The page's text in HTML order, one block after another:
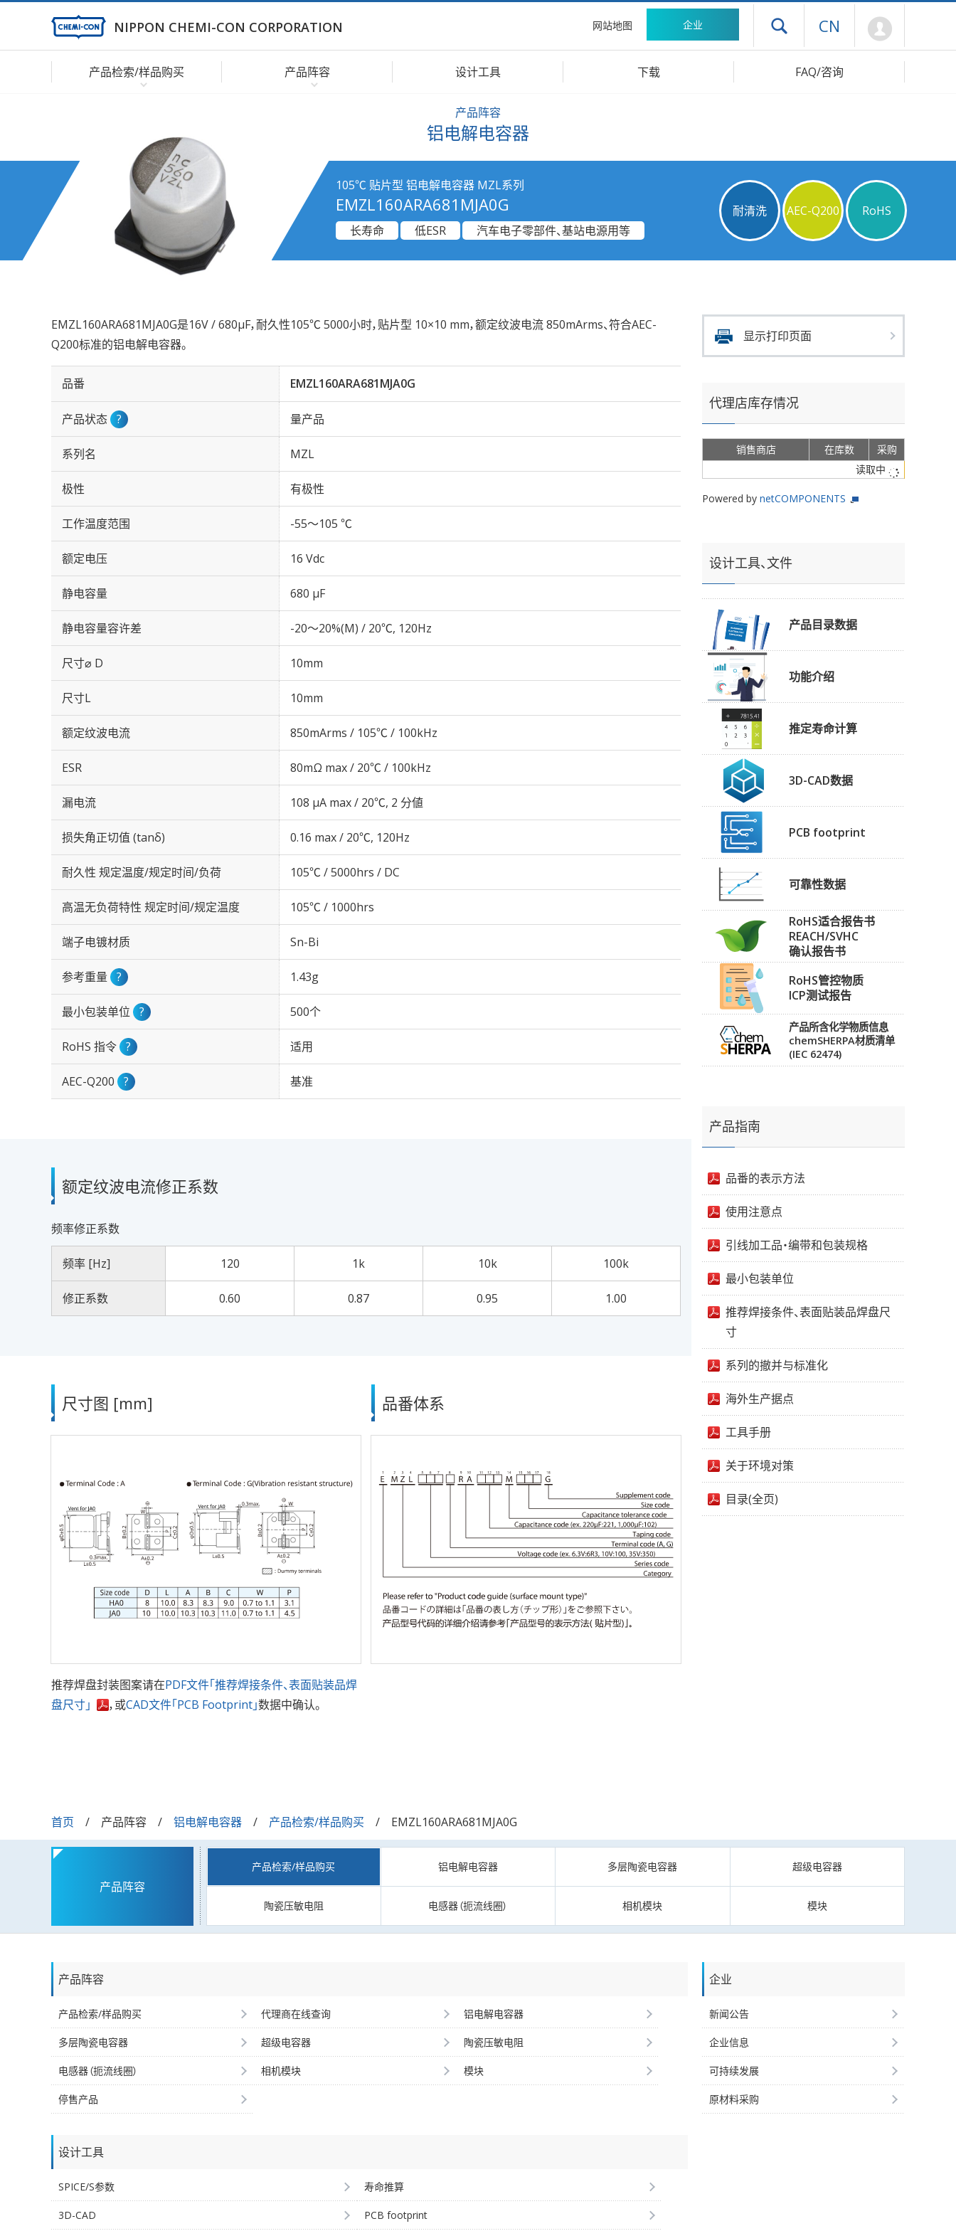
NIPPON CHEMI-CON CORPORATION 网站地图 企业 打开抽屉菜单
CN
产品检索/样品购买 产品阵容 设计工具 下载 FAQ/咨询
产品阵容
铝电解电容器
105℃ 贴片型 铝电解电容器 MZL系列
EMZL160ARA681MJA0G 耐清洗 AEC-Q200
RoHS
长寿命
低ESR 汽车电子零部件、基站电源用等
EMZL160ARA681MJA0G是16V / 680µF，耐久性105℃ 5000小时，贴片型 10×10 mm，额定纹波电流 850mArms、符合AEC-
Q200标准的铝电解电容器。
品番 EMZL160ARA681MJA0G
产品状态 ? 量产品
系列名 MZL
极性 有极性
工作温度范围 -55～105 ℃
额定电压 16 Vdc
静电容量 680 µF
静电容量容许差 -20～20%(M) / 20℃, 120Hz
尺寸⌀ D 10mm
尺寸L 10mm
额定纹波电流 850mArms / 105℃ / 100kHz
ESR 80mΩ max / 20℃ / 100kHz
漏电流 108 μA max / 20℃, 2 分値
损失角正切值 (tanδ) 0.16 max / 20℃, 120Hz
耐久性 规定温度/规定时间/负荷 105℃ / 5000hrs / DC
高温无负荷特性 规定时间/规定温度 105℃ / 1000hrs
端子电镀材质 Sn-Bi
参考重量 ? 1.43g
最小包装单位 ? 500个
RoHS 指令 ? 适用
AEC-Q200 ? 基准
额定纹波电流修正系数
频率修正系数
频率 [Hz] 120 1k 10k 100k
修正系数 0.60 0.87 0.95 1.00
尺寸图 [mm]
推荐焊盘封装图案请在PDF文件「推荐焊接条件、表面贴装品焊
盘尺寸」
，或CAD文件「PCB Footprint」数据中确认。
品番体系
显示打印页面
代理店库存情况
销售商店 在库数
采购
读取中
Powered by netCOMPONENTS
设计工具、文件
产品目录数据
功能介绍
推定寿命计算
3D-CAD数据
PCB footprint
可靠性数据
RoHS适合报告书
REACH/SVHC
确认报告书
RoHS管控物质
ICP测试报告
产品所含化学物质信息
chemSHERPA材质清单
(IEC 62474)
产品指南
品番的表示方法
使用注意点
引线加工品・编带和包装规格
最小包装单位
推荐焊接条件、表面贴装品焊盘尺
寸
系列的撤并与标准化
海外生产据点
工具手册
关于环境对策
目录(全页)
首页 产品阵容 铝电解电容器 产品检索/样品购买 EMZL160ARA681MJA0G
产品阵容
产品检索/样品购买 铝电解电容器 多层陶瓷电容器 超级电容器
陶瓷压敏电阻 电感器（扼流线圈） 相机模块 模块
产品阵容
产品检索/样品购买 代理商在线查询 铝电解电容器
多层陶瓷电容器 超级电容器 陶瓷压敏电阻
电感器（扼流线圈） 相机模块 模块
停售产品
设计工具
SPICE/S参数 寿命推算
3D-CAD PCB footprint
企业
新闻公告
企业信息
可持续发展
原材料采购